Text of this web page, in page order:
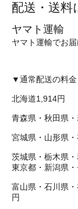
配送・送料
ヤマト運輸
ヤマト運輸でお届
▼通常配送の料金
北海道1,914円
青森県・秋田県
宮城県・山形県
茨城県・栃木県
東京都・新潟県
富山県・石川県
円